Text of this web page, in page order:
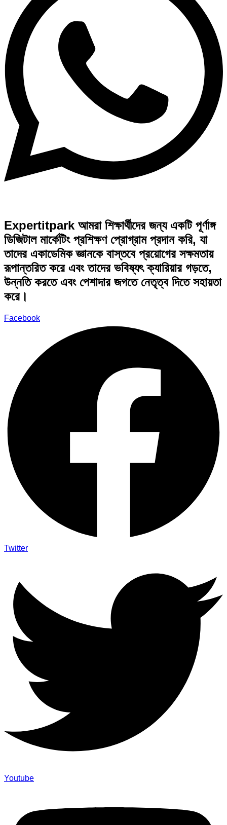
Expertitpark আমরা শিক্ষার্থীদের জন্য একটি পূর্ণাঙ্গ
ডিজিটাল মার্কেটিং প্রশিক্ষণ প্রোগ্রাম প্রদান করি, যা
তাদের একাডেমিক জ্ঞানকে বাস্তবে প্রয়োগের সক্ষমতায়
রূপান্তরিত করে এবং তাদের ভবিষ্যৎ ক্যারিয়ার গড়তে,
উন্নতি করতে এবং পেশাদার জগতে নেতৃত্ব দিতে সহায়তা
করে।
Facebook
Twitter
Youtube